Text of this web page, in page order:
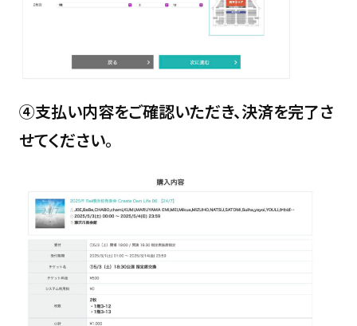
④支払い内容をご確認いただき、決済を完了さ
せてください。